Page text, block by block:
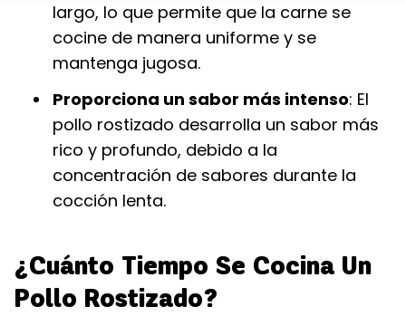
largo, lo que permite que la carne se
cocine de manera uniforme y se
mantenga jugosa.
Proporciona un sabor más intenso: El
pollo rostizado desarrolla un sabor más
rico y profundo, debido a la
concentración de sabores durante la
cocción lenta.
¿Cuánto Tiempo Se Cocina Un
Pollo Rostizado?